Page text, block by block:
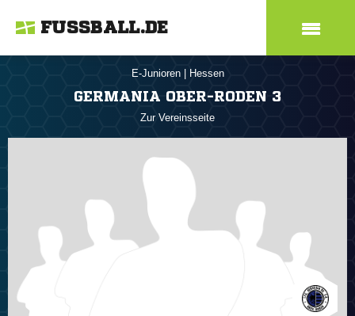
FUSSBALL.DE
E-Junioren Hessen
GERMANIA OBER-RODEN 3
Zur Vereinsseite